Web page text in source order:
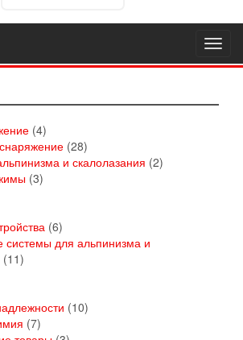
44
товара2828
товаров
и скалолазания 22
33
66
товаров
системы для альпинизма и
1111
1010
77